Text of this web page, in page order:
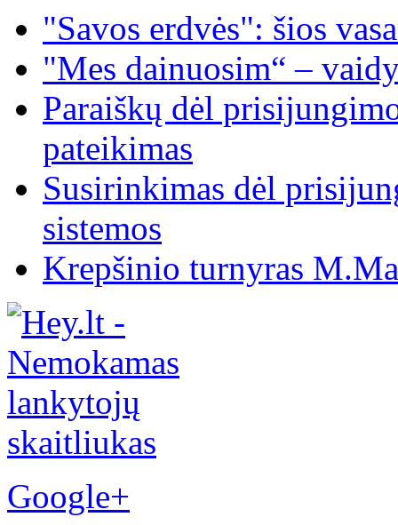
"Savos erdvės": šios
"Mes dainuosim“ –
Paraiškų dėl
pateikimas
Susirinkimas dėl
sistemos
Krepšinio turnyras
Google+